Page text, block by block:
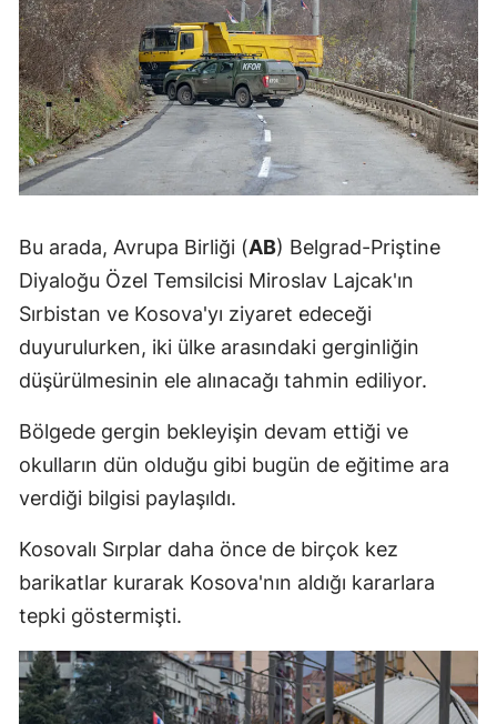
Kırklareli
Kırşehir
Kocaeli
Konya
Malatya
Manisa
Kahramanmaraş
Muğla
Niğde
Rize
Sakarya
Bu arada, Avrupa Birliği (AB) Belgrad-Priştine
Diyaloğu Özel Temsilcisi Miroslav Lajcak'ın
Sırbistan ve Kosova'yı ziyaret edeceği
duyurulurken, iki ülke arasındaki gerginliğin
düşürülmesinin ele alınacağı tahmin ediliyor.
Bölgede gergin bekleyişin devam ettiği ve
okulların dün olduğu gibi bugün de eğitime ara
verdiği bilgisi paylaşıldı.
Kosovalı Sırplar daha önce de birçok kez
barikatlar kurarak Kosova'nın aldığı kararlara
tepki göstermişti.